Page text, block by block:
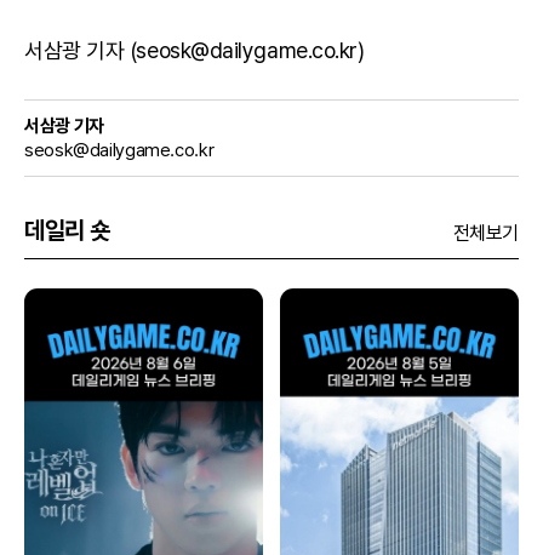
서삼광 기자 (seosk@dailygame.co.kr)
서삼광 기자
seosk@dailygame.co.kr
데일리 숏 전체보기